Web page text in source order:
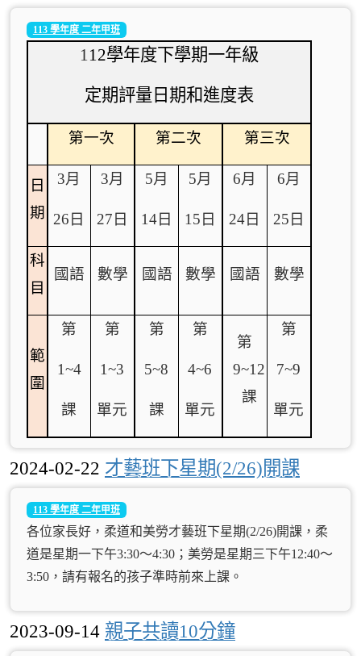
113 學年度 二年甲班
112學年度下學期一年級
定期評量日期和進度表
第一次 第二次 第三次
日
期
3月
26 日
3月
27 日
5月
14日
5月
15 日
6月
24日
6月
25 日
科
目
國語 數學 國語 數學 國語 數學
範
圍
第
1~4
課
第
1~3
單元
第
5~8
課
第
4~6
單元
第
9~12
課
第
7~9
單元
2024-02-22 才藝班下星期(2/26)開課
113 學年度 二年甲班
各位家長好，柔道和美勞才藝班下星期(2/26)開課，柔
道是星期一下午3:30～4:30；美勞是星期三下午12:40～
3:50，請有報名的孩子準時前來上課。
2023-09-14 親子共讀10分鐘